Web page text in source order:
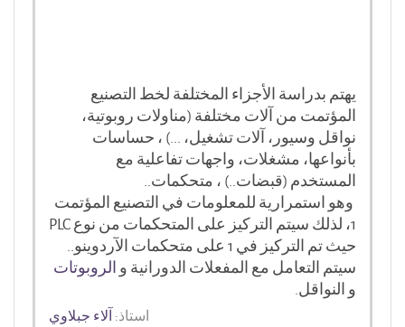
يهتم بدراسة الأجزاء المختلفة لخط التصنيع
المؤتمت من آلات مختلفة (مناولات روبوتية،
نواقل وسيور، آلات تشغيل، ...) ، حساسات
بأنواعها، مشغلات، واجهات تفاعلية مع
المستخدم (قبضات..) ، متحكمات..
وهو استمرارية للمعلومات في التصنيع المؤتمت
1، لذلك سيتم التركيز على المتحكمات من نوع PLC
حيث تم التركيز في 1 على متحكمات الآردوينو..
سيتم التعامل مع المفعلات الدورانية و الروبوتات
و النواقل.
استاذ: آلاء جبلاوي